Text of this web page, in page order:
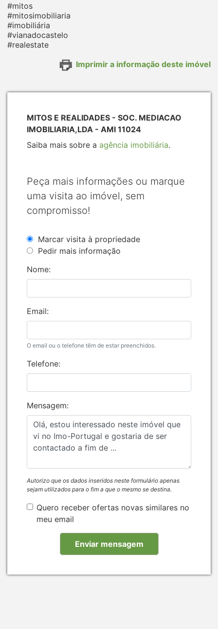
#mitos
#mitosimobiliaria
#imobiliária
#vianadocastelo
#realestate
Imprimir a informação deste imóvel
MITOS E REALIDADES - SOC. MEDIACAO
IMOBILIARIA,LDA - AMI 11024
Saiba mais sobre a agência imobiliária.
Peça mais informações ou marque
uma visita ao imóvel, sem
compromisso!
Marcar visita à propriedade
Pedir mais informação
Nome:
Email:
O email ou o telefone têm de estar preenchidos.
Telefone:
Mensagem:
Autorizo que os dados inseridos neste formulário apenas
sejam utilizados para o fim a que o mesmo se destina.
Quero receber ofertas novas similares no
meu email